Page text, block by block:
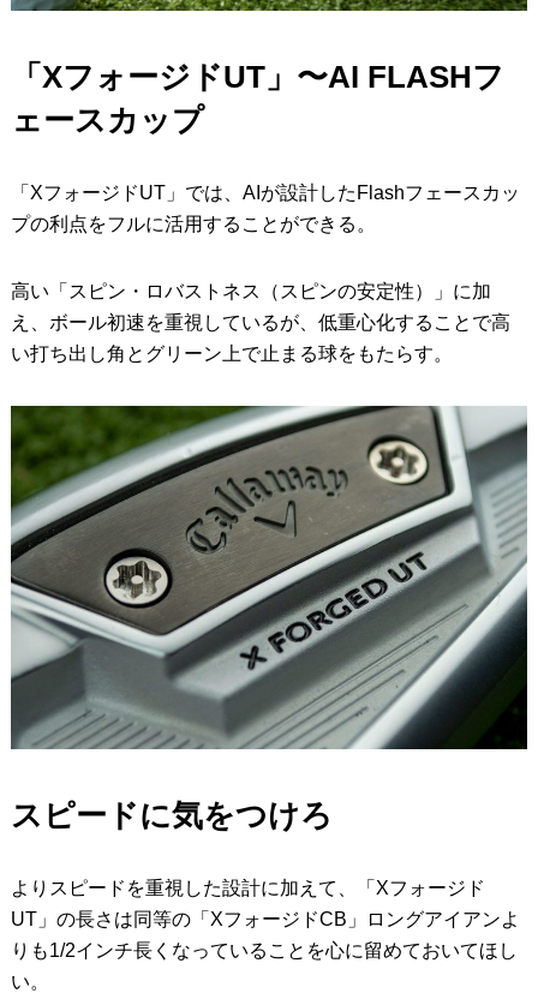
「XフォージドUT」〜AI FLASHフ
ェースカップ
「XフォージドUT」では、AIが設計したFlashフェースカッ
プの利点をフルに活用することができる。
高い「スピン・ロバストネス（スピンの安定性）」に加
え、ボール初速を重視しているが、低重心化することで高
い打ち出し角とグリーン上で止まる球をもたらす。
スピードに気をつけろ
よりスピードを重視した設計に加えて、「Xフォージド
UT」の長さは同等の「XフォージドCB」ロングアイアンよ
りも1/2インチ長くなっていることを心に留めておいてほし
い。